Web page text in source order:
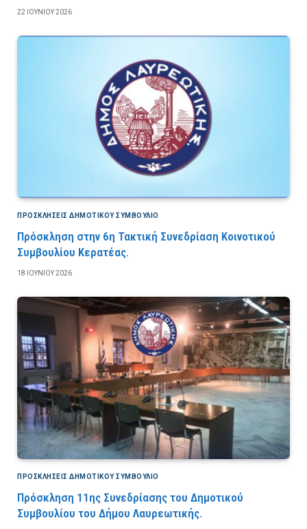
22 ΙΟΥΝΊΟΥ 2026
ΠΡΟΣΚΛΉΣΕΙΣ ΔΗΜΟΤΙΚΟΎ ΣΥΜΒΟΎΛΙΟ
Πρόσκληση στην 6η Τακτική Συνεδρίαση Κοινοτικού
Συμβουλίου Κερατέας.
18 ΙΟΥΝΊΟΥ 2026
ΠΡΟΣΚΛΉΣΕΙΣ ΔΗΜΟΤΙΚΟΎ ΣΥΜΒΟΎΛΙΟ
Πρόσκληση 11ης Συνεδρίασης του Δημοτικού
Συμβουλίου του Δήμου Λαυρεωτικής.